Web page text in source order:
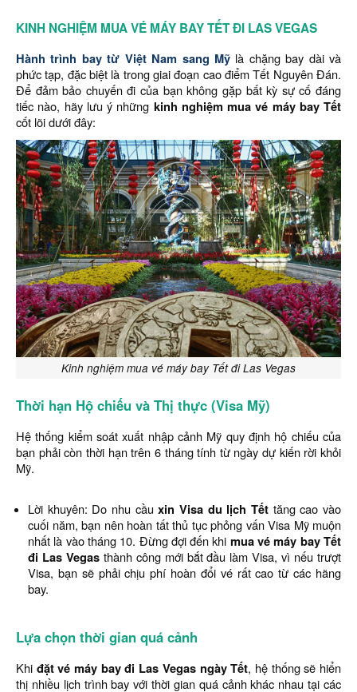
KINH NGHIỆM MUA VÉ MÁY BAY TẾT ĐI LAS VEGAS
Hành trình bay từ Việt Nam sang Mỹlà chặng bay dài và
phức tạp, đặc biệt là trong giai đoạn cao điểm Tết Nguyên Đán.
Để đảm bảo chuyến đi của bạn không gặp bất kỳ sự cố đáng
tiếc nào, hãy lưu ý những kinh nghiệm mua vé máy bay Tết
cốt lõi dưới đây:
Kinh nghiệm mua vé máy bay Tết đi Las Vegas
Thời hạn Hộ chiếu và Thị thực (Visa Mỹ)
Hệ thống kiểm soát xuất nhập cảnh Mỹ quy định hộ chiếu của
bạn phải còn thời hạn trên 6 tháng tính từ ngày dự kiến rời khỏi
Mỹ.
Lời khuyên: Do nhu cầuxin Visa du lịch Tết tăng cao vào
cuối năm, bạn nên hoàn tất thủ tục phỏng vấn Visa Mỹ muộn
nhất là vào tháng 10. Đừng đợi đến khi mua vé máy bay Tết
đi Las Vegas thành công mới bắt đầu làm Visa, vì nếu trượt
Visa, bạn sẽ phải chịu phí hoàn đổi vé rất cao từ các hãng
bay.
Lựa chọn thời gian quá cảnh
Khi đặt vé máy bay đi Las Vegas ngày Tết, hệ thống sẽ hiển
thị nhiều lịch trình bay với thời gian quá cảnh khác nhau tại các